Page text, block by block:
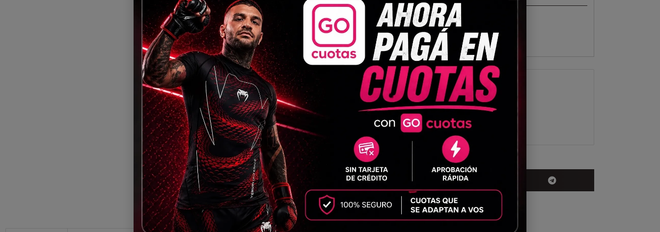
Actualizar dirección
Métodos de pago
Pago seguro
Envíos a todo el país
Compartir